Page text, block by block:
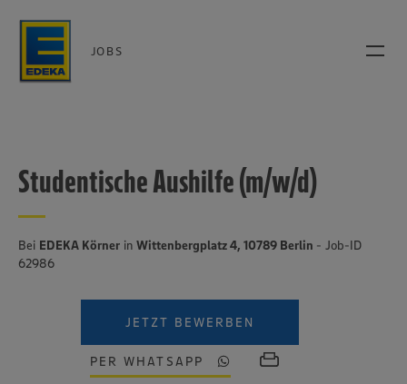
JOBS
Studentische Aushilfe (m/w/d)
Bei EDEKA Körner in Wittenbergplatz 4, 10789 Berlin - Job-ID
62986
JETZT BEWERBEN
PER WHATSAPP